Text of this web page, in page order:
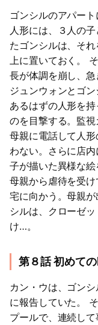
ゴンシルのアパー
人形には、３人の
たゴンシルは、そ
上に置いておく。
長が体調を崩し、急
ジュンウォンとゴ
あるはずの人形を
のを目撃する。監視
母親に電話して人
わない。さらに店
子が描いた異様な
母親から虐待を受
宅に向かう。母親
シルは、クローゼ
け…。
第８話 初めて
カン・ウは、ゴン
に報告していた。
プールで、連続し